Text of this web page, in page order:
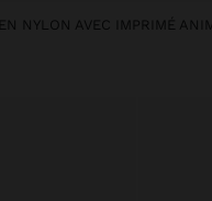
NYLON AVEC IMPRIMÉ